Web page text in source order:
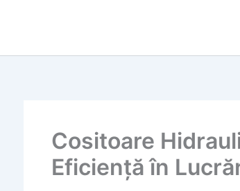
Cositoare
Eficiență în